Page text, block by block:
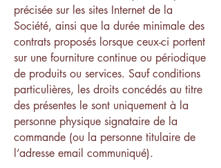
précisée sur les sites Internet de la
Société, ainsi que la durée minimale des
contrats proposés lorsque ceux-ci portent
sur une fourniture continue ou périodique
de produits ou services. Sauf conditions
particulières, les droits concédés au titre
des présentes le sont uniquement à la
personne physique signataire de la
commande (ou la personne titulaire de
l’adresse email communiqué).